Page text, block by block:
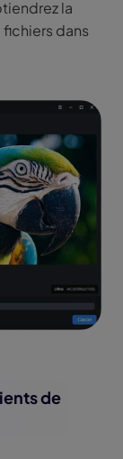
la
dans
de